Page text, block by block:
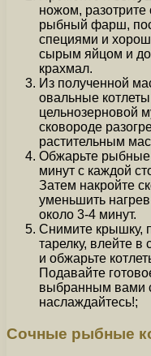
ножом, разотрите
рыбный фарш,
специями и
сырым яйцом и
крахмал.
Из полученной
овальные
цельнозерновой
сковороде
растительным
Обжарьте рыбные
минут с каждой
Затем накройте
уменьшить
около 3-4 минут.
Снимите крышку,
тарелку, влейте
и обжарьте
Подавайте
выбранным вами
наслаждайтесь!;
Сочные рыбные